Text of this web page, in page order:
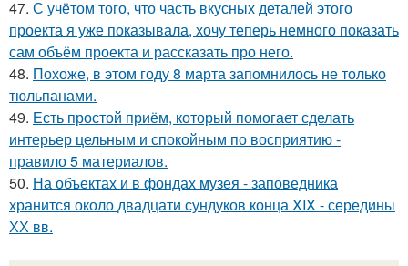
47. С учётом того, что часть вкусных деталей этого
проекта я уже показывала, хочу теперь немного показать
сам объём проекта и рассказать про него.
48. Похоже, в этом году 8 марта запомнилось не только
тюльпанами.
49. Есть простой приём, который помогает сделать
интерьер цельным и спокойным по восприятию -
правило 5 материалов.
50. На объектах и в фондах музея - заповедника
хранится около двадцати сундуков конца XIX - середины
ХХ вв.